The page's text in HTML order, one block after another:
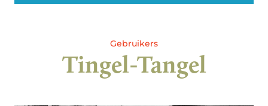
Gebruikers
Tingel-Tangel